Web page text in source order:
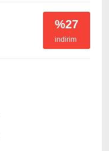
%27
indirim